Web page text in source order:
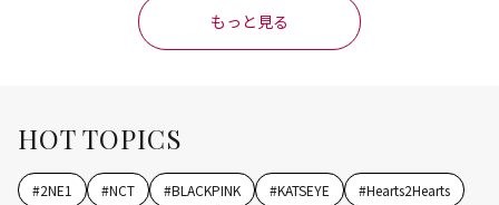
もっと見る
HOT TOPICS
#2NE1 #NCT #BLACKPINK #KATSEYE #Hearts2Hearts